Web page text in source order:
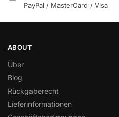
PayPal / MasterCard / Visa
ABOUT
Über
Blog
Rückgaberecht
Lieferinformationen